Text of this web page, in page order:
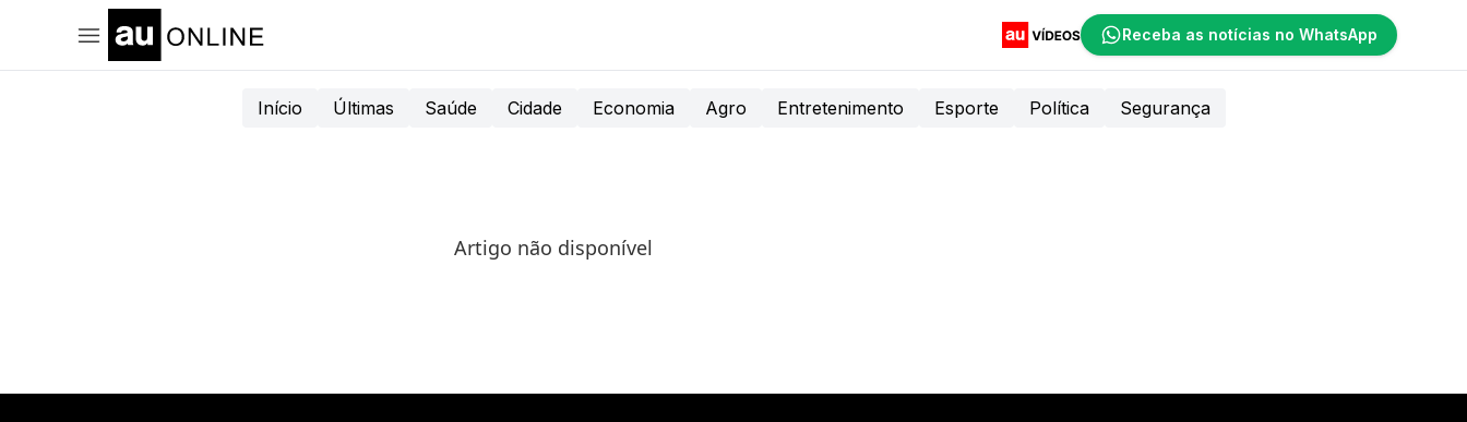
Receba as notícias no WhatsApp
Início Últimas Saúde Cidade Economia Agro Entretenimento Esporte Política Segurança
Artigo não disponível